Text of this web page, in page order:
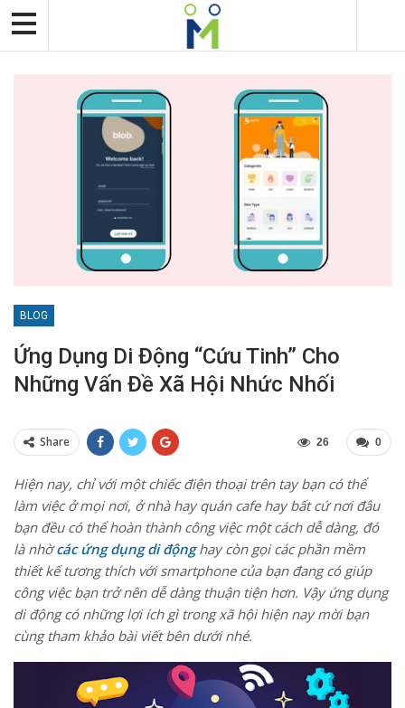
BLOG
Ứng Dụng Di Động “cứu Tinh” Cho
Những Vấn Đề Xã Hội Nhức Nhối
Share 0
26
Hiện nay, chỉ với một chiếc điện thoại trên tay bạn có thể
làm việc ở mọi nơi, ở nhà hay quán cafe hay bất cứ nơi đâu
bạn đều có thể hoàn thành công việc một cách dễ dàng, đó
là nhờcác ứng dụng di độnghay còn gọi các phần mềm
thiết kế tương thích với smartphone của bạn đang có giúp
công việc bạn trở nên dễ dàng thuận tiện hơn. Vậy ứng dụng
di động có những lợi ích gì trong xã hội hiện nay mời bạn
cùng tham khảo bài viết bên dưới nhé.